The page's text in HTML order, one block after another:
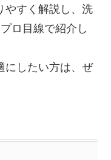
やすく解説し、洗
ロ目線で紹介し
にしたい方は、ぜ